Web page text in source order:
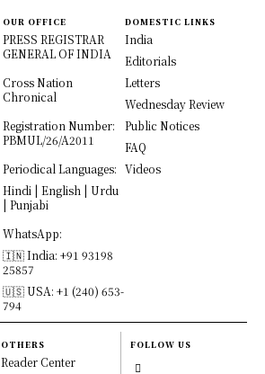
OUR OFFICE
PRESS REGISTRAR
GENERAL OF INDIA
Cross Nation
Chronical
Registration Number:
PBMUL/26/A2011
Periodical Languages:
Hindi | English | Urdu
| Punjabi
WhatsApp:
🇮🇳 India: +91 93198
25857
🇺🇸 USA: +1 (240) 653-
794
DOMESTIC LINKS
India
Editorials
Letters
Wednesday Review
Public Notices
FAQ
Videos
OTHERS
Reader Center
FOLLOW US